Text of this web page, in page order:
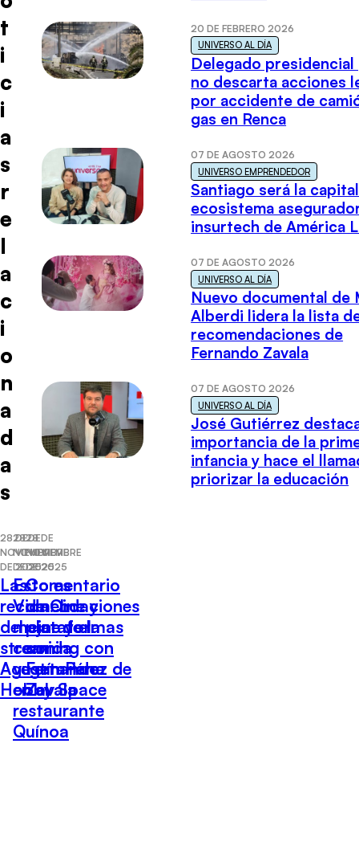
t
i
c
i
a
s
r
e
l
a
c
i
o
n
a
d
a
s
28 DE
NOVIEMBRE
DE 2025
Las
recomendaciones
del cine y el
streaming con
Agustín Pérez de
Hobby Space
28 DE
NOVIEMBRE
DE 2025
Esto es
Vida: Lo
mejor de la
comida
vegetariana
en el
restaurante
Quínoa
28 DE
NOVIEMBRE
DE 2025
Comentario
de Cine y
plataformas
con
Fernando
Zavala
20 DE FEBRERO 2026
UNIVERSO AL DÍA
Delegado presidencial
no descarta acciones
por accidente de
gas en Renca
07 DE AGOSTO 2026
UNIVERSO EMPRENDEDOR
Santiago será la
ecosistema
insurtech de América
07 DE AGOSTO 2026
UNIVERSO AL DÍA
Nuevo documental de
Alberdi lidera la lista
recomendaciones de
Fernando Zavala
07 DE AGOSTO 2026
UNIVERSO AL DÍA
José Gutiérrez
importancia de la
infancia y hace el
priorizar la educación